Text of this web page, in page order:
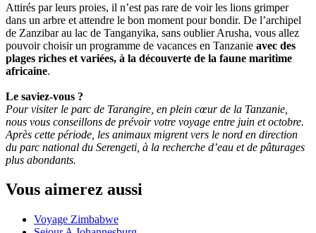
Attirés par leurs proies, il n’est pas rare de voir les lions grimper
dans un arbre et attendre le bon moment pour bondir. De l’archipel
de Zanzibar au lac de Tanganyika, sans oublier Arusha, vous allez
pouvoir choisir un programme de vacances en Tanzanie avec des
plages riches et variées, à la découverte de la faune maritime
africaine.
Le saviez-vous ?
Pour visiter le parc de Tarangire, en plein cœur de la Tanzanie,
nous vous conseillons de prévoir votre voyage entre juin et octobre.
Après cette période, les animaux migrent vers le nord en direction
du parc national du Serengeti, à la recherche d’eau et de pâturages
plus abondants.
Vous aimerez aussi
Voyage Zimbabwe